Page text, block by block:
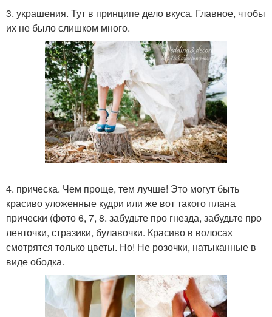
3. украшения. Тут в принципе дело вкуса. Главное, чтобы
их не было слишком много.
4. прическа. Чем проще, тем лучше! Это могут быть
красиво уложенные кудри или же вот такого плана
прически (фото 6, 7, 8. забудьте про гнезда, забудьте про
ленточки, стразики, булавочки. Красиво в волосах
смотрятся только цветы. Но! Не розочки, натыканные в
виде ободка.